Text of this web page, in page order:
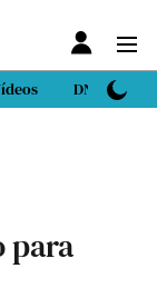
DN Sport
para